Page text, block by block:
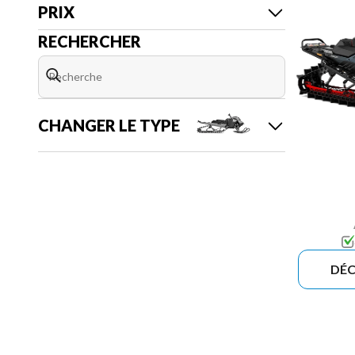
PRIX
RECHERCHER
CHANGER LE TYPE